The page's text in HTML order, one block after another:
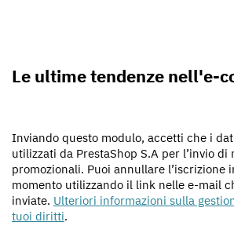
Le ultime tendenze nell'e-
Inviando questo modulo, accetti che i
utilizzati da PrestaShop S.A per l’invio
promozionali. Puoi annullare l’iscrizione
momento utilizzando il link nelle e-mail
inviate. Ulteriori informazioni sulla
tuoi diritti.